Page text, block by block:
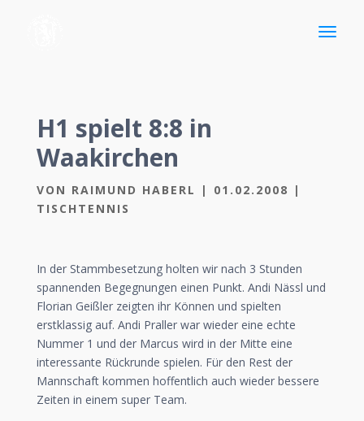
H1 spielt 8:8 in
Waakirchen
VON RAIMUND HABERL | 01.02.2008 |
TISCHTENNIS
In der Stammbesetzung holten wir nach 3 Stunden
spannenden Begegnungen einen Punkt. Andi Nässl und
Florian Geißler zeigten ihr Können und spielten
erstklassig auf. Andi Praller war wieder eine echte
Nummer 1 und der Marcus wird in der Mitte eine
interessante Rückrunde spielen. Für den Rest der
Mannschaft kommen hoffentlich auch wieder bessere
Zeiten in einem super Team.